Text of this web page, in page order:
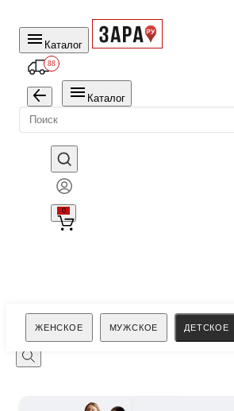
Каталог
88
Каталог
0
ЖЕНСКОЕ МУЖСКОЕ ДЕТСКОЕ
Поиск